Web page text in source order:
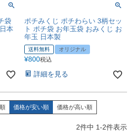
袋
本
ポチみくじ ポチわらい 3柄セッ
ト ポチ袋 お年玉袋 おみくじ お
年玉 日本製
送料無料 オリジナル
¥800税込
詳細を見る
価格が安い順 価格が高い順
2件中 1-2件表示